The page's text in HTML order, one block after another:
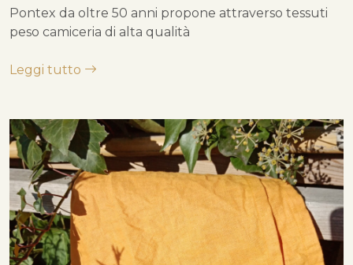
Pontex da oltre 50 anni propone attraverso tessuti
peso camiceria di alta qualità
Leggi tutto